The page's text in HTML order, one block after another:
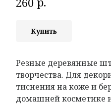
Купить
Резные деревянные
творчества. Для
тиснения на коже и
домашней косметике